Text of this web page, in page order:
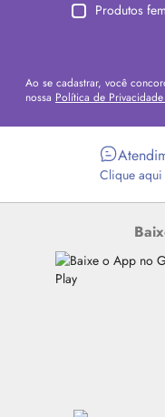
Produtos
Ao se cadastrar, você
nossa Política de Privacidade
Clique aqui